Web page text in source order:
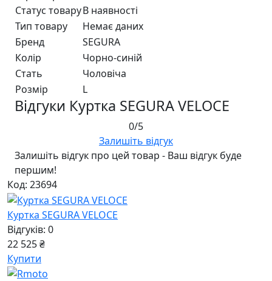
Статус товаруВ наявності
Тип товару
Немає даних
Бренд
SEGURA
Колір
Чорно-синiй
Стать
Чоловiча
Розмір
L
Відгуки Куртка SEGURA VELOCE
0/5
Залишіть відгук
Залишіть відгук про цей товар - Ваш відгук буде
першим!
Код: 23694
Куртка SEGURA VELOCE
Відгуків: 0
22 525 ₴
Купити